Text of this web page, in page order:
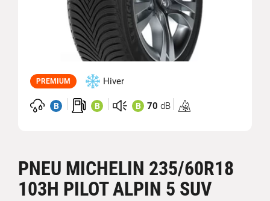
PNEU MICHELIN 235/60R18
103H PILOT ALPIN 5 SUV
PREMIUM Hiver
B B B 70 dB
Homologation